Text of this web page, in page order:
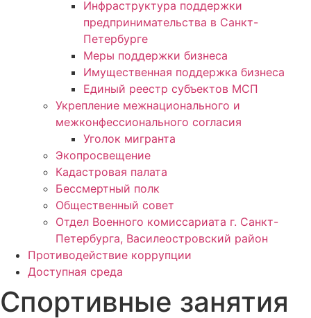
Инфраструктура поддержки
предпринимательства в Санкт-
Петербурге
Меры поддержки бизнеса
Имущественная поддержка бизнеса
Единый реестр субъектов МСП
Укрепление межнационального и
межконфессионального согласия
Уголок мигранта
Экопросвещение
Кадастровая палата
Бессмертный полк
Общественный совет
Отдел Военного комиссариата г. Санкт-
Петербурга, Василеостровский район
Противодействие коррупции
Доступная среда
Спортивные занятия